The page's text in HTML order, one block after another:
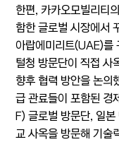
한편, 카카오모빌리티
함한 글로벌 시장에서
아랍에미리트(UAE)를
털청 방문단이 직접 사
향후 협력 방안을 논의
급 관료들이 포함된 경
F) 글로벌 방문단, 일
교 사옥을 방문해 기술